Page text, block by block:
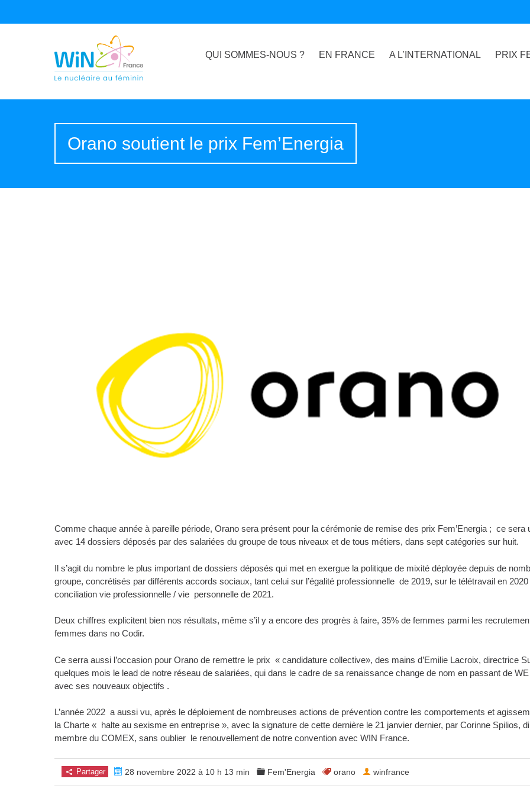
QUI SOMMES-NOUS ? EN FRANCE A L’INTERNATIONAL PRIX
Orano soutient le prix Fem’Energia
Comme chaque année à pareille période, Orano sera présent pour la cérémonie de remise des prix Fem’Energia ; ce
avec 14 dossiers déposés par des salariées du groupe de tous niveaux et de tous métiers, dans sept catégories sur huit.
Il s’agit du nombre le plus important de dossiers déposés qui met en exergue la politique de mixité déployée depuis de
groupe, concrétisés par différents accords sociaux, tant celui sur l’égalité professionnelle de 2019, sur le télétravail en
conciliation vie professionnelle / vie personnelle de 2021.
Deux chiffres explicitent bien nos résultats, même s’il y a encore des progrès à faire, 35% de femmes parmi les
femmes dans no Codir.
Ce serra aussi l’occasion pour Orano de remettre le prix « candidature collective», des mains d’Emilie Lacroix, directrice
quelques mois le lead de notre réseau de salariées, qui dans le cadre de sa renaissance change de nom en passant de
avec ses nouveaux objectifs .
L’année 2022 a aussi vu, après le déploiement de nombreuses actions de prévention contre les comportements et
la Charte « halte au sexisme en entreprise », avec la signature de cette dernière le 21 janvier dernier, par Corinne Spilios,
membre du COMEX, sans oublier le renouvellement de notre convention avec WIN France.
Partager 28 novembre 2022 à 10 h 13 min Fem'Energia orano winfrance